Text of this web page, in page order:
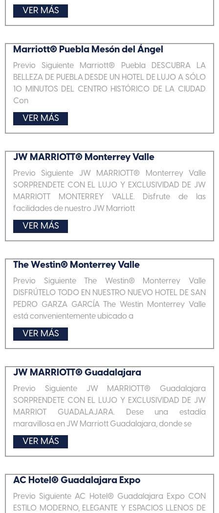
VER MÁS
Marriott® Puebla Mesón del Ángel
Previo Siguiente Marriott® Puebla DESCUBRA LA
BELLEZA DE PUEBLA DESDE UN HOTEL DE LUJO A SÓLO
10 MINUTOS DEL CENTRO HISTÓRICO DE LA CIUDAD
Con
VER MÁS
JW MARRIOTT® Monterrey Valle
Previo Siguiente JW MARRIOTT® Monterrey Valle
SORPRENDETE CON EL LUJO Y EXCLUSIVIDAD DE JW
MARRIOTT MONTERREY VALLE. Disfrute de las
facilidades de nuestro JW Marriott
VER MÁS
The Westin® Monterrey Valle
Previo Siguiente The Westin® Monterrey Valle
DISFRÚTELO TODO EN NUESTRO NUEVO HOTEL DE SAN
PEDRO GARZA GARCÍA The Westin Monterrey Valle
está convenientemente ubicado a
VER MÁS
JW MARRIOTT® Guadalajara
Previo Siguiente JW MARRIOTT® Guadalajara
SORPRENDETE CON EL LUJO Y EXCLUSIVIDAD DE JW
MARRIOT GUADALAJARA. Dese una estadía
maravillosa en JW Marriott Guadalajara, donde se
VER MÁS
AC Hotel® Guadalajara Expo
Previo Siguiente AC Hotel® Guadalajara Expo CON
ESTILO MODERNO, ELEGANTE Y ESPACIOS LLENOS DE